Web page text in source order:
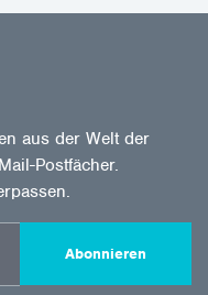
aus der Welt der
Postfächer.
Abonnieren